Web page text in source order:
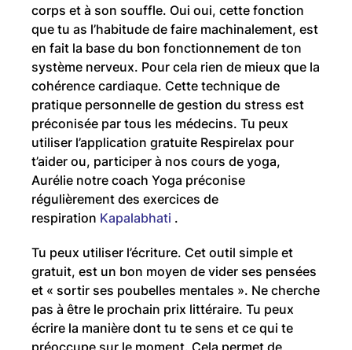
corps et à son souffle. Oui oui, cette fonction
que tu as l’habitude de faire machinalement, est
en fait la base du bon fonctionnement de ton
système nerveux. Pour cela rien de mieux que la
cohérence cardiaque. Cette technique de
pratique personnelle de gestion du stress est
préconisée par tous les médecins. Tu peux
utiliser l’application gratuite Respirelax pour
t’aider ou, participer à nos cours de yoga,
Aurélie notre coach Yoga préconise
régulièrement des exercices de
respiration Kapalabhati .
Tu peux utiliser l’écriture. Cet outil simple et
gratuit, est un bon moyen de vider ses pensées
et « sortir ses poubelles mentales ». Ne cherche
pas à être le prochain prix littéraire. Tu peux
écrire la manière dont tu te sens et ce qui te
préoccupe sur le moment. Cela permet de